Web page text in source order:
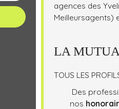
agences des
Meilleursagents)
LA
TOUS LES
Des
nos